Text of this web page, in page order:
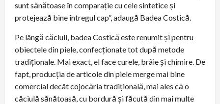
sunt sănătoase în comparație cu cele sintetice și
protejează bine întregul cap”, adaugă Badea Costică.
Pe lângă căciuli, badea Costică este renumit și pentru
obiectele din piele, confecționate tot după metode
tradiționale. Mai exact, el face curele, brâie și chimire. De
fapt, producția de articole din piele merge mai bine
comercial decât cojocăria tradițională, mai ales că o
căciulă sănătoasă, cu bordură și făcută din mai multe